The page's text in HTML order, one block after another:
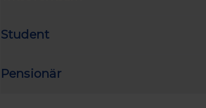
Student
Pensionär